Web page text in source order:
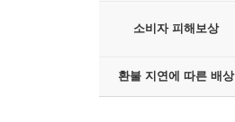
소비자 피해보상
환불 지연에 따른 배상